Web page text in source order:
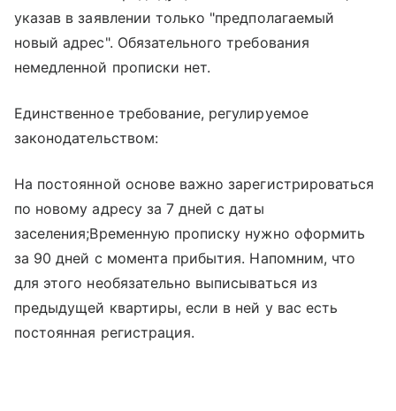
указав в заявлении только "предполагаемый
новый адрес". Обязательного требования
немедленной прописки нет.
Единственное требование, регулируемое
законодательством:
На постоянной основе важно зарегистрироваться
по новому адресу за 7 дней с даты
заселения;Временную прописку нужно оформить
за 90 дней с момента прибытия. Напомним, что
для этого необязательно выписываться из
предыдущей квартиры, если в ней у вас есть
постоянная регистрация.